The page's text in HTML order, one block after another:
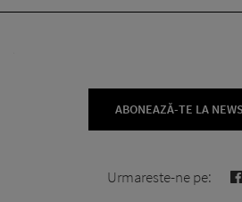
ABONEAZĂ-TE LA
Urmareste-ne pe: